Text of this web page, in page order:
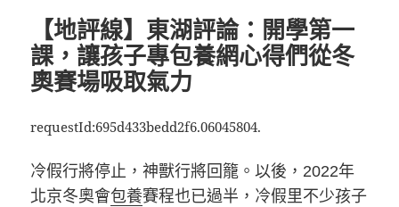
【地評線】東湖評論：開學第一
課，讓孩子專包養網心得們從冬
奧賽場吸取氣力
requestId:695d433bedd2f6.06045804.
冷假行將停止，神獸行將回籠。以後，2022年
北京冬奧會包養賽程也已過半，冷假里不少孩子